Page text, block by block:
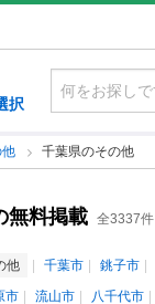
択
他 千葉県のその他
無料掲載 全3337件
他 千葉市 銚子市
市 流山市 八千代市